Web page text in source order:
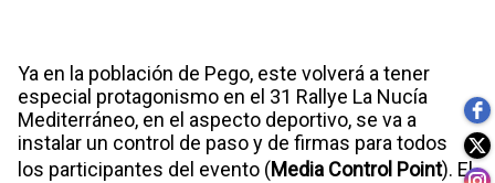
Ya en la población de Pego, este volverá a tener
especial protagonismo en el 31 Rallye La Nucía
Mediterráneo, en el aspecto deportivo, se va a
instalar un control de paso y de firmas para todos
los participantes del evento (Media Control Point). El